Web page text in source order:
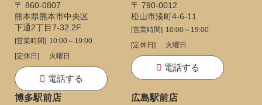
〒 860-0807
熊本県熊本市中央区
下通2丁目7-32 2F
[営業時間] 10:00～19:00
[定休日]
火曜日
電話する
〒 790-0012
松山市湊町4-6-11
[営業時間] 10:00～19:00
[定休日]
火曜日
電話する
博多駅前店 広島駅前店